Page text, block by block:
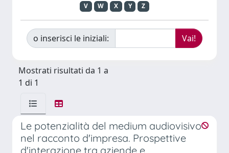
V
W X Y Z
o inserisci le iniziali:
Mostrati risultati da 1 a
1 di 1
Le potenzialità del medium audiovisivo
nel racconto d'impresa. Prospettive
d'interazione tra aziende e